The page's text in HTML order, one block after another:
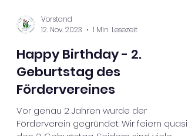
Vorstand
12. Nov. 2023
1 Min. Lesezeit
Happy Birthday - 2.
Geburtstag des
Fördervereines